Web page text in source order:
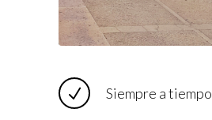
Siempre a tiempo